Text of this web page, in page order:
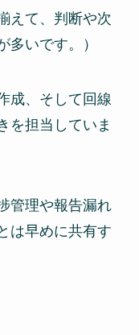
えて、判断や次
多いです。）
成、そして回線
を担当していま
管理や報告漏れ
は早めに共有す